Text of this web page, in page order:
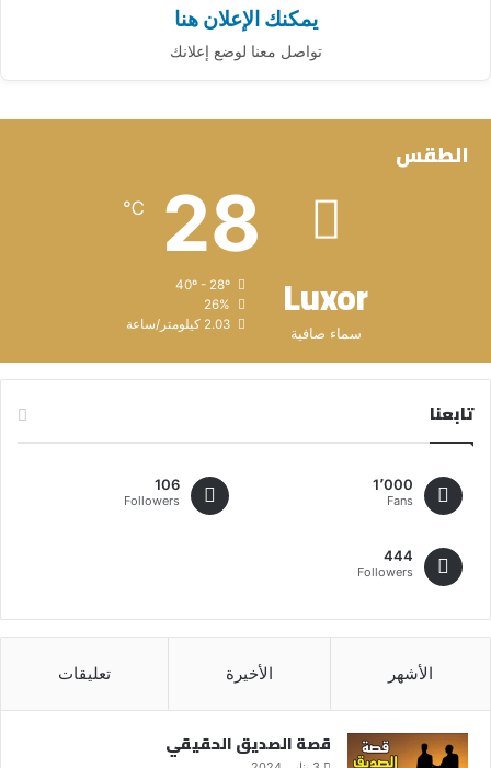
يمكنك الإعلان هنا
تواصل معنا لوضع إعلانك
الطقس
Luxor
سماء صافية
28
℃
26%
2.03 كيلومتر/ساعة
تابعنا
1٬000
Fans
106
Followers
444
Followers
الأشهر الأخيرة تعليقات
قصة الصديق الحقيقي